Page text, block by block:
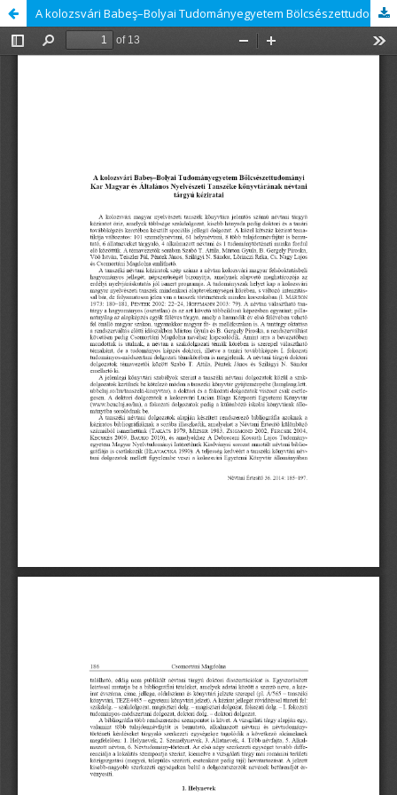
A kolozsvári Babeş–Bolyai Tudományegyetem Bölcsészettudományi Kar Magyar és Általános Nyelvészeti Tanszéke könyvtárának névtani tárgyú kéziratai